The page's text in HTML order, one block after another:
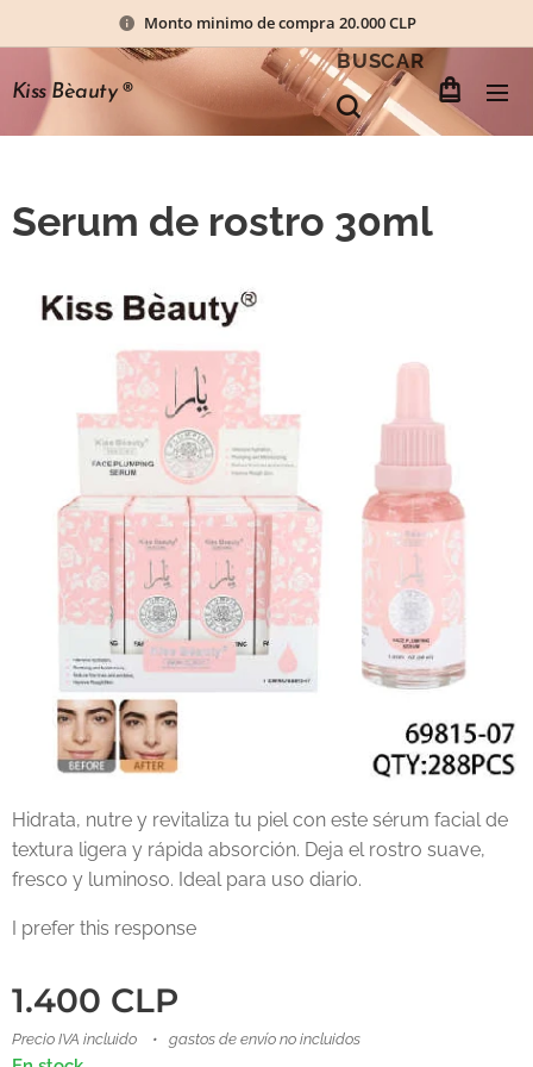
Monto minimo de compra 20.000 CLP
Kiss Bèauty®
BUSCAR
Serum de rostro 30ml
Hidrata, nutre y revitaliza tu piel con este sérum facial de
textura ligera y rápida absorción. Deja el rostro suave,
fresco y luminoso. Ideal para uso diario.
I prefer this response
1.400 CLP
Precio IVA incluido gastos de envío no incluidos